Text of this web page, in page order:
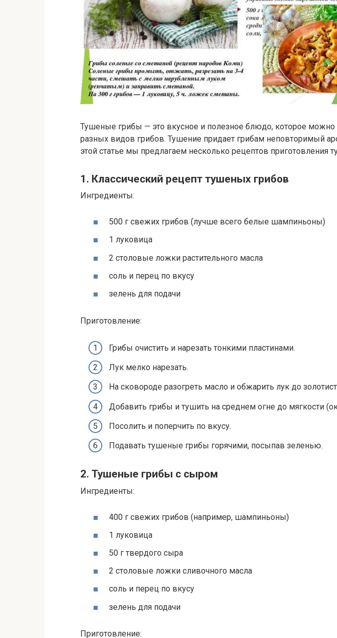
Тушеные грибы — это вкусное и полезное блюдо, которое можно
разных видов грибов. Тушение придает грибам неповторимый
этой статье мы предлагаем несколько рецептов приготовления
1. Классический рецепт тушеных грибов
Ингредиенты:
500 г свежих грибов (лучше всего белые шампиньоны)
1 луковица
2 столовые ложки растительного масла
соль и перец по вкусу
зелень для подачи
Приготовление:
Грибы очистить и нарезать тонкими пластинами.
Лук мелко нарезать.
На сковороде разогреть масло и обжарить лук до
Добавить грибы и тушить на среднем огне до мягкости
Посолить и поперчить по вкусу.
Подавать тушеные грибы горячими, посыпав зеленью.
2. Тушеные грибы с сыром
Ингредиенты:
400 г свежих грибов (например, шампиньоны)
1 луковица
50 г твердого сыра
2 столовые ложки сливочного масла
соль и перец по вкусу
зелень для подачи
Приготовление: